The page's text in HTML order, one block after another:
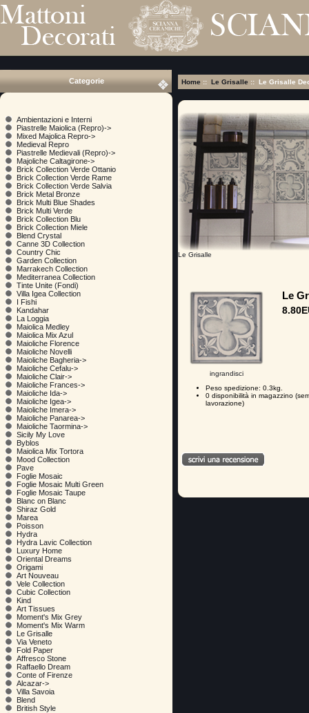
Categorie
Ambientazioni e Interni
Piastrelle Maiolica (Repro)->
Mixed Majolica Repro->
Medieval Repro
Piastrelle Medievali (Repro)->
Majoliche Caltagirone->
Brick Collection Verde Ottanio
Brick Collection Verde Rame
Brick Collection Verde Salvia
Brick Metal Bronze
Brick Multi Blue Shades
Brick Multi Verde
Brick Collection Blu
Brick Collection Miele
Blend Crystal
Canne 3D Collection
Country Chic
Garden Collection
Marrakech Collection
Mediterranea Collection
Tinte Unite (Fondi)
Villa Igea Collection
I Fishi
Kandahar
La Loggia
Maiolica Medley
Maiolica Mix Azul
Maioliche Florence
Maioliche Novelli
Maioliche Bagheria->
Maioliche Cefalu->
Maioliche Clair->
Maioliche Frances->
Maioliche Ida->
Maioliche Igea->
Maioliche Imera->
Maioliche Panarea->
Maioliche Taormina->
Sicily My Love
Byblos
Maiolica Mix Tortora
Mood Collection
Pave
Foglie Mosaic
Foglie Mosaic Multi Green
Foglie Mosaic Taupe
Blanc on Blanc
Shiraz Gold
Marea
Poisson
Hydra
Hydra Lavic Collection
Luxury Home
Oriental Dreams
Origami
Art Nouveau
Vele Collection
Cubic Collection
Kind
Art Tissues
Moment's Mix Grey
Moment's Mix Warm
Le Grisalle
Via Veneto
Fold Paper
Affresco Stone
Raffaello Dream
Conte of Firenze
Alcazar->
Villa Savoia
Blend
British Style
Home :: Le Grisalle :: Le Grisalle
Le Grisalle
ingrandisci
Le
Peso spedizione: 0.3kg.
0 disponibilità in magazzino
lavorazione)